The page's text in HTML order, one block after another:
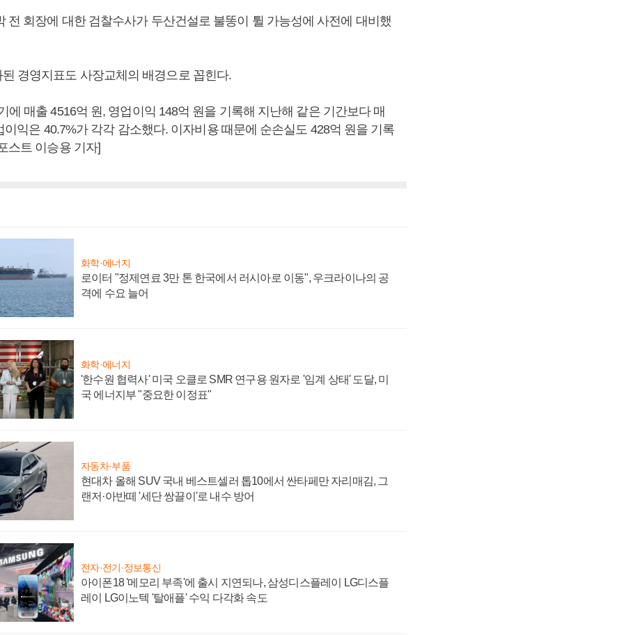
전 회장에 대한 검찰수사가 두산건설로 불똥이 튈 가능성에 사전에 대비했
경영지표도 사장교체의 배경으로 꼽힌다.
에 매출 4516억 원, 영업이익 148억 원을 기록해 지난해 같은 기간보다 매
이익은 40.7%가 각각 감소했다. 이자비용 때문에 순손실도 428억 원을 기록
스트 이승용 기자]
화학·에너지
로이터 "정제연료 3만 톤 한국에서 러시아로 이동", 우크라이나의 공
격에 수요 늘어
화학·에너지
'한수원 협력사' 미국 오클로 SMR 연구용 원자로 '임계 상태' 도달, 미
국 에너지부 "중요한 이정표"
자동차·부품
현대차 올해 SUV 국내 베스트셀러 톱10에서 싼타페만 자리매김, 그
랜저·아반떼 '세단 쌍끌이'로 내수 방어
전자·전기·정보통신
아이폰18 '메모리 부족'에 출시 지연되나, 삼성디스플레이 LG디스플
레이 LG이노텍 '탈애플' 수익 다각화 속도